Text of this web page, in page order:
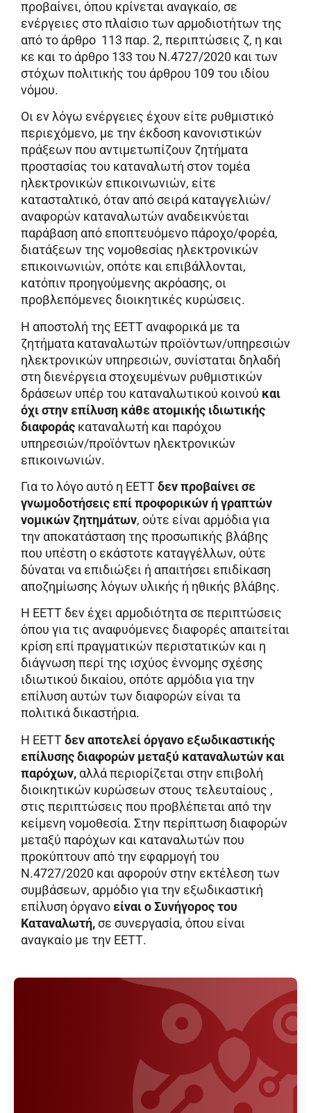
προβαίνει, όπου κρίνεται αναγκαίο, σε
ενέργειες στο πλαίσιο των αρμοδιοτήτων της
από το άρθρο 113 παρ. 2, περιπτώσεις ζ, η και
κε και το άρθρο 133 του Ν.4727/2020 και των
στόχων πολιτικής του άρθρου 109 του ιδίου
νόμου.
Οι εν λόγω ενέργειες έχουν είτε ρυθμιστικό
περιεχόμενο, με την έκδοση κανονιστικών
πράξεων που αντιμετωπίζουν ζητήματα
προστασίας του καταναλωτή στον τομέα
ηλεκτρονικών επικοινωνιών, είτε
κατασταλτικό, όταν από σειρά καταγγελιών/
αναφορών καταναλωτών αναδεικνύεται
παράβαση από εποπτευόμενο πάροχο/φορέα,
διατάξεων της νομοθεσίας ηλεκτρονικών
επικοινωνιών, οπότε και επιβάλλονται,
κατόπιν προηγούμενης ακρόασης, οι
προβλεπόμενες διοικητικές κυρώσεις.
Η αποστολή της ΕΕΤΤ αναφορικά με τα
ζητήματα καταναλωτών προϊόντων/υπηρεσιών
ηλεκτρονικών υπηρεσιών, συνίσταται δηλαδή
στη διενέργεια στοχευμένων ρυθμιστικών
δράσεων υπέρ του καταναλωτικού κοινού και
όχι στην επίλυση κάθε ατομικής ιδιωτικής
διαφοράς καταναλωτή και παρόχου
υπηρεσιών/προϊόντων ηλεκτρονικών
επικοινωνιών.
Για το λόγο αυτό η ΕΕΤΤδεν προβαίνει σε
γνωμοδοτήσεις επί προφορικών ή γραπτών
νομικών ζητημάτων, ούτε είναι αρμόδια για
την αποκατάσταση της προσωπικής βλάβης
που υπέστη ο εκάστοτε καταγγέλλων, ούτε
δύναται να επιδιώξει ή απαιτήσει επιδίκαση
αποζημίωσης λόγων υλικής ή ηθικής βλάβης.
Η ΕΕΤΤ δεν έχει αρμοδιότητα σε περιπτώσεις
όπου για τις αναφυόμενες διαφορές απαιτείται
κρίση επί πραγματικών περιστατικών και η
διάγνωση περί της ισχύος έννομης σχέσης
ιδιωτικού δικαίου, οπότε αρμόδια για την
επίλυση αυτών των διαφορών είναι τα
πολιτικά δικαστήρια.
Η ΕΕΤΤδεν αποτελεί όργανο εξωδικαστικής
επίλυσης διαφορών μεταξύ καταναλωτών και
παρόχων, αλλά περιορίζεται στην επιβολή
διοικητικών κυρώσεων στους τελευταίους ,
στις περιπτώσεις που προβλέπεται από την
κείμενη νομοθεσία. Στην περίπτωση διαφορών
μεταξύ παρόχων και καταναλωτών που
προκύπτουν από την εφαρμογή του
Ν.4727/2020 και αφορούν στην εκτέλεση των
συμβάσεων, αρμόδιο για την εξωδικαστική
επίλυση όργανοείναι ο Συνήγορος του
Καταναλωτή,σε συνεργασία, όπου είναι
αναγκαίο με την ΕΕΤΤ.